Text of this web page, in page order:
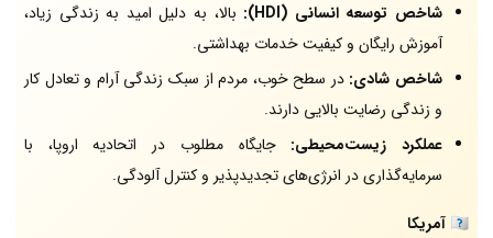
شاخص توسعه انسانی (HDI):
بالا، به دلیل امید به زندگی زیاد،
آموزش رایگان و کیفیت خدمات بهداشتی.
شاخص شادی: در سطح خوب، مردم از سبک زندگی آرام و تعادل کار
و زندگی رضایت بالایی دارند.
عملکرد زیست‌محیطی: جایگاه مطلوب در اتحادیه اروپا، با
سرمایه‌گذاری در انرژی‌های تجدیدپذیر و کنترل آلودگی.
🇺🇸 آمریکا